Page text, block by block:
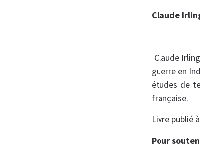
Claude
Claude
guerre en
études de
française.
Livre publié
Pour